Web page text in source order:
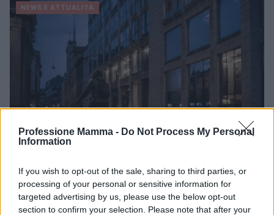
Professione Mamma - Do Not Process My Personal
Information
If you wish to opt-out of the sale, sharing to third parties, or
processing of your personal or sensitive information for
targeted advertising by us, please use the below opt-out
section to confirm your selection. Please note that after your
NEWS E ATTUALITÀ
ICA Milano presenta mostre, concerti e letture per
l’autunno 2026
Matteo Pellegrino · 6 Ago 2026